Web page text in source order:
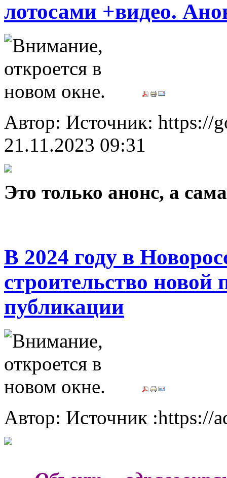
лотосами +видео.
Автор: Источник: https://
21.11.2023 09:31
Это только анонс, а
В 2024 году в
строительство
публикации
Автор: Источник :https://